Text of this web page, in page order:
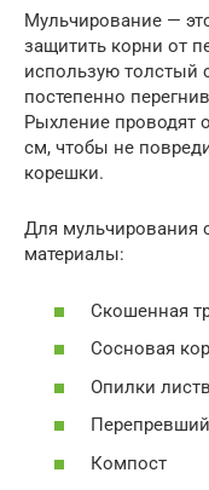
Мульчирование —
защитить корни от
использую толстый
постепенно
Рыхление проводят
см, чтобы не
корешки.
Для мульчирования
материалы:
Скошенная
Сосновая
Опилки
Компост